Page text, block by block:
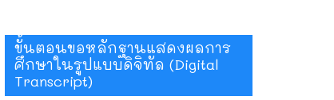
ขั้นตอนขอหลักฐานแสดงผลการ
ศึกษาในรูปแบบดิจิทัล (Digital
Transcript)